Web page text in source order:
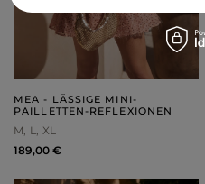
MEA - LÄSSIGE MINI-
PAILLETTEN-REFLEXIONEN
M L XL
189,00 €